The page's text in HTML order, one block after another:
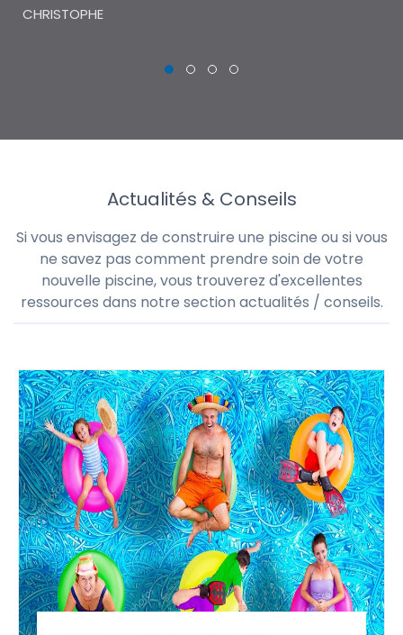
CHRISTOPHE
Actualités & Conseils
Si vous envisagez de construire une piscine ou si vous
ne savez pas comment prendre soin de votre
nouvelle piscine, vous trouverez d'excellentes
ressources dans notre section actualités / conseils.